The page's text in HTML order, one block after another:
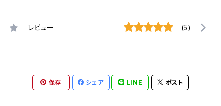
レビュー (5)
保存 シェア LINE ポスト